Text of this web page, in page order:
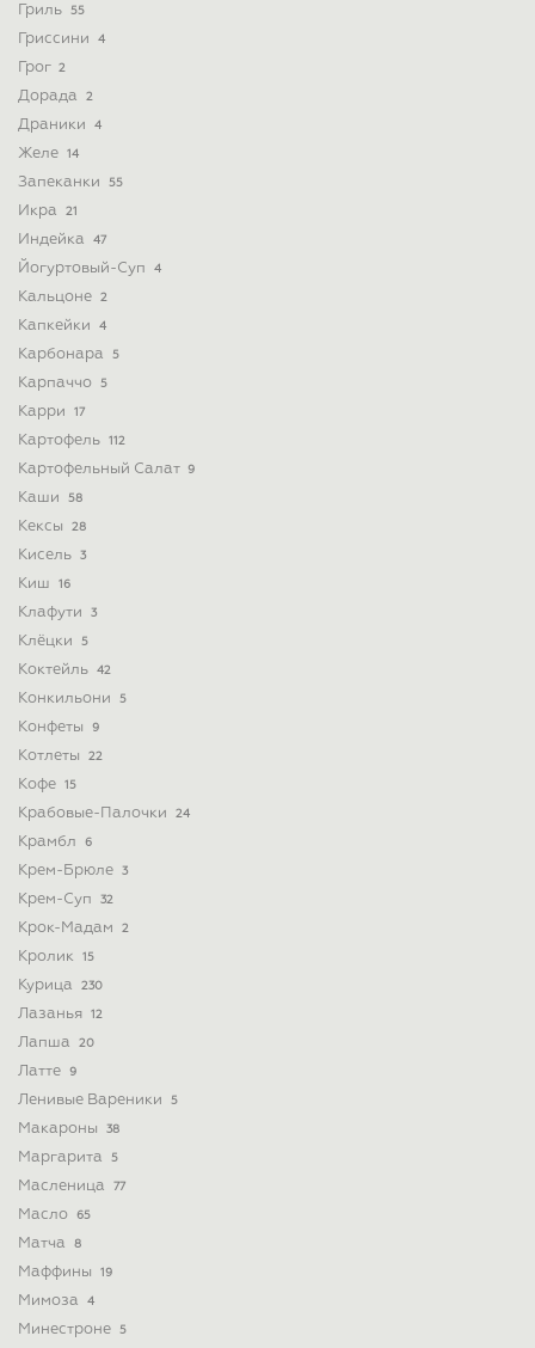
Гриль 55
Гриссини 4
Грог 2
Дорада 2
Драники 4
Желе 14
Запеканки 55
Икра 21
Индейка 47
Йогуртовый-Суп 4
Кальцоне 2
Капкейки 4
Карбонара 5
Карпаччо 5
Карри 17
Картофель 112
Картофельный Салат 9
Каши 58
Кексы 28
Кисель 3
Киш 16
Клафути 3
Клёцки 5
Коктейль 42
Конкильони 5
Конфеты 9
Котлеты 22
Кофе 15
Крабовые-Палочки 24
Крамбл 6
Крем-Брюле 3
Крем-Суп 32
Крок-Мадам 2
Кролик 15
Курица 230
Лазанья 12
Лапша 20
Латте 9
Ленивые Вареники 5
Макароны 38
Маргарита 5
Масленица 77
Масло 65
Матча 8
Маффины 19
Мимоза 4
Минестроне 5